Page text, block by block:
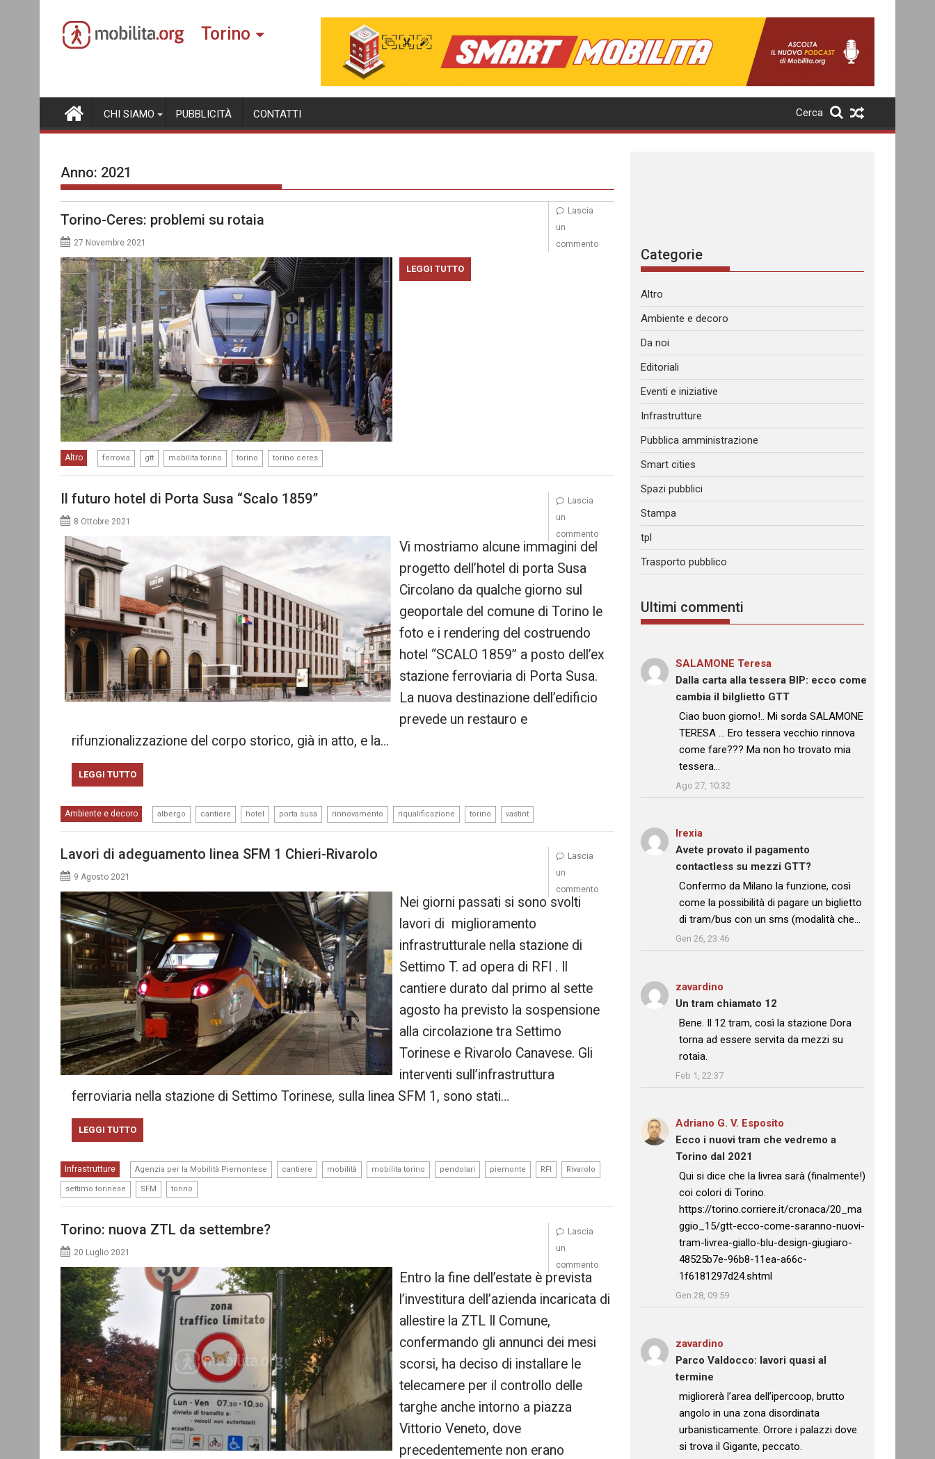
content
Torino
CHI SIAMO PUBBLICITÀ CONTATTI Cerca
Anno: 2021
Torino-Ceres: problemi su rotaia
27 Novembre 2021
LEGGI TUTTO
Altro ferrovia gtt mobilita torino torino torino ceres
Lascia
un
commento
Il futuro hotel di Porta Susa “Scalo 1859”
8 Ottobre 2021
Vi mostriamo alcune immagini del
progetto dell’hotel di porta Susa
Circolano da qualche giorno sul
geoportale del comune di Torino le
foto e i rendering del costruendo
hotel “SCALO 1859” a posto dell’ex
stazione ferroviaria di Porta Susa.
La nuova destinazione dell’edificio
prevede un restauro e
rifunzionalizzazione del corpo storico, già in atto, e la…
LEGGI TUTTO
Ambiente e decoro albergo cantiere hotel porta susa rinnovamento riqualificazione torino vastint
Lascia
un
commento
Lavori di adeguamento linea SFM 1 Chieri-Rivarolo
9 Agosto 2021
Nei giorni passati si sono svolti
lavori di miglioramento
infrastrutturale nella stazione di
Settimo T. ad opera di RFI . Il
cantiere durato dal primo al sette
agosto ha previsto la sospensione
alla circolazione tra Settimo
Torinese e Rivarolo Canavese. Gli
interventi sull’infrastruttura
ferroviaria nella stazione di Settimo Torinese, sulla linea SFM 1, sono stati…
LEGGI TUTTO
Infrastrutture Agenzia per la Mobilità Piemontese cantiere mobilità mobilita torino pendolari piemonte RFI Rivarolo
settimo torinese SFM torino
Lascia
un
commento
Torino: nuova ZTL da settembre?
20 Luglio 2021
Entro la fine dell’estate è prevista
l’investitura dell’azienda incaricata di
allestire la ZTL Il Comune,
confermando gli annunci dei mesi
scorsi, ha deciso di installare le
telecamere per il controllo delle
targhe anche intorno a piazza
Vittorio Veneto, dove
precedentemente non erano
Lascia
un
commento
Categorie
Altro
Ambiente e decoro
Da noi
Editoriali
Eventi e iniziative
Infrastrutture
Pubblica amministrazione
Smart cities
Spazi pubblici
Stampa
tpl
Trasporto pubblico
Ultimi commenti
SALAMONE Teresa
Dalla carta alla tessera BIP: ecco come
cambia il bilglietto GTT
: “
Ciao buon giorno!.. Mi sorda SALAMONE
TERESA … Ero tessera vecchio rinnova
come fare??? Ma non ho trovato mia
tessera…
Ago 27, 10:32
Irexia
Avete provato il pagamento
contactless su mezzi GTT?
: “
Confermo da Milano la funzione, così
come la possibilità di pagare un biglietto
di tram/bus con un sms (modalità che…
Gen 26, 23:46
zavardino
Un tram chiamato 12
: “
Bene. Il 12 tram, così la stazione Dora
torna ad essere servita da mezzi su
rotaia.
Feb 1, 22:37
Adriano G. V. Esposito
Ecco i nuovi tram che vedremo a
Torino dal 2021
: “
Qui si dice che la livrea sarà (finalmente!)
coi colori di Torino.
https://torino.corriere.it/cronaca/20_ma
ggio_15/gtt-ecco-come-saranno-nuovi-
tram-livrea-giallo-blu-design-giugiaro-
48525b7e-96b8-11ea-a66c-
1f6181297d24.shtml
Gen 28, 09:59
zavardino
Parco Valdocco: lavori quasi al
termine
: “
migliorerà l’area dell’ipercoop, brutto
angolo in una zona disordinata
urbanisticamente. Orrore i palazzi dove
si trova il Gigante, peccato.